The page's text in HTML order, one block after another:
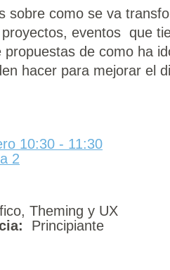
sobre como se va
eventos que
propuestas de como ha
hacer para mejorar el
10:30 - 11:30
2
Theming y UX
Principiante